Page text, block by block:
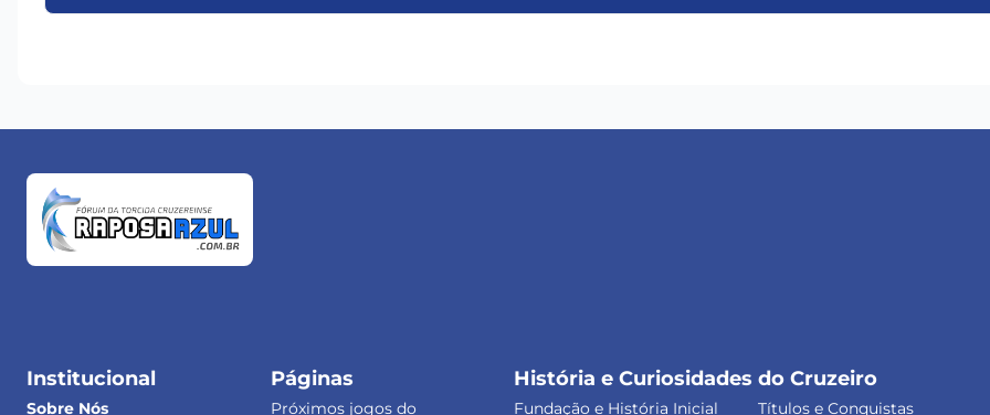
Institucional
Sobre Nós
Páginas
Próximos jogos do
História e Curiosidades do Cruzeiro
Fundação e História Inicial Títulos e Conquistas